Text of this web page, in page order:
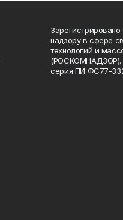
надзору в сфере
технологий и
(РОСКОМНАДЗОР).
серия ПИ ФС77-